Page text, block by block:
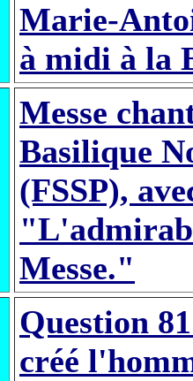
Marie-
à midi à la
Messe
Basilique
(FSSP),
Messe."
Question
créé